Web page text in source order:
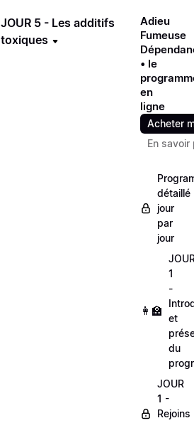
JOUR 5 - Les additifs
toxiques
Adieu
Fumeuse
• le
en
ligne
Acheter
En savoir
détaillé
jour
par
jour
👩‍🏫
1
-
et
du
JOUR
1 -
Rejoins